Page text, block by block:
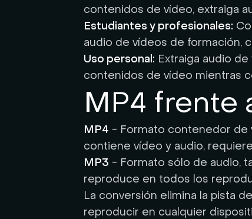
contenidos de vídeo, extraiga
Estudiantes y profesionales:
audio de vídeos de formación,
Uso personal: Extraiga audio
contenidos de vídeo mientras
MP4 frente
MP4 - Formato contenedor de
contiene vídeo y audio,
MP3 - Formato sólo de audio,
reproduce en todos los
La conversión elimina la pista
reproducir en cualquier